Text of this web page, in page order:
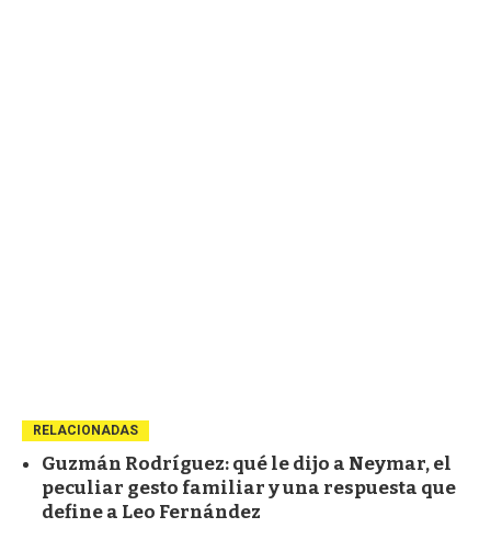
RELACIONADAS
Guzmán Rodríguez: qué le dijo a Neymar, el
peculiar gesto familiar y una respuesta que
define a Leo Fernández